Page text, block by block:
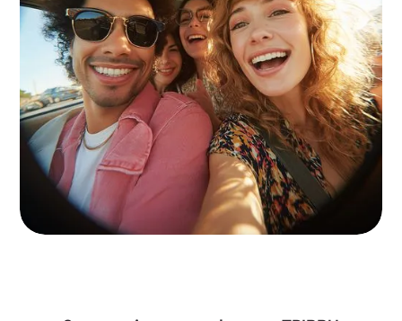
Ciudad Real
Cuenca
Guadalajara
Toledo
Barcelona